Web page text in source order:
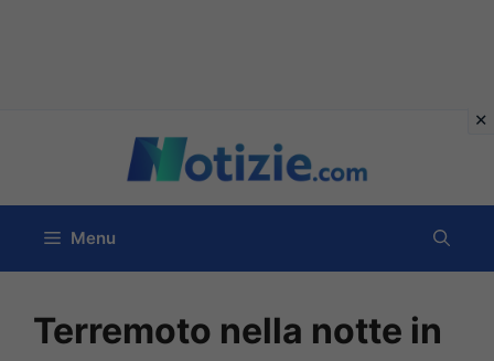
contenuto
Menu
Terremoto nella notte in